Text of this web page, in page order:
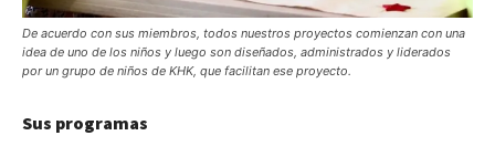
De acuerdo con sus miembros, todos nuestros proyectos comienzan con una
idea de uno de los niños y luego son diseñados, administrados y liderados
por un grupo de niños de KHK, que facilitan ese proyecto.
Sus programas